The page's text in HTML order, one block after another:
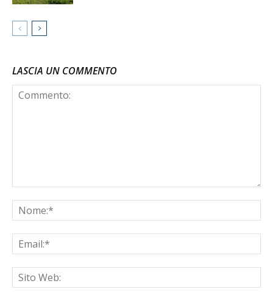
LASCIA UN COMMENTO